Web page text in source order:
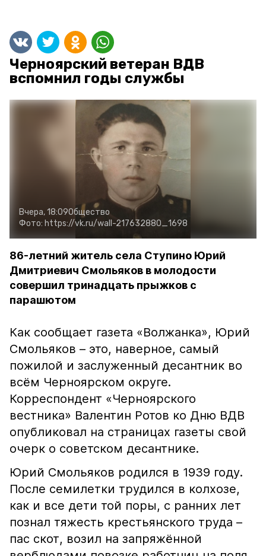
Черноярский ветеран ВДВ
вспомнил годы службы
Вчера, 18:09Общество
Фото: https://vk.ru/wall-217632880_1698
86-летний житель села Ступино Юрий
Дмитриевич Смольяков в молодости
совершил тринадцать прыжков с
парашютом
Как сообщает газета «Волжанка», Юрий
Смольяков – это, наверное, самый
пожилой и заслуженный десантник во
всём Черноярском округе.
Корреспондент «Черноярского
вестника» Валентин Ротов ко Дню ВДВ
опубликовал на страницах газеты свой
очерк о советском десантнике.
Юрий Смольяков родился в 1939 году.
После семилетки трудился в колхозе,
как и все дети той поры, с ранних лет
познал тяжесть крестьянского труда –
пас скот, возил на запряжённой